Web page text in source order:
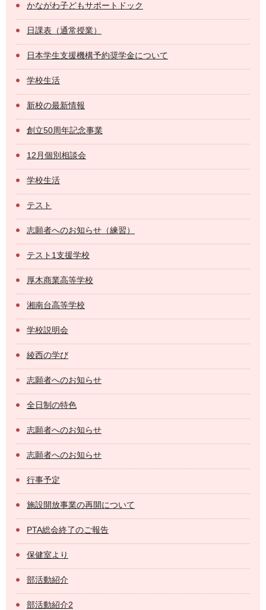
かながわ子どもサポートドック
日課表（通常授業）
日本学生支援機構予約奨学金について
学校生活
新校の最新情報
創立50周年記念事業
12月個別相談会
学校生活
テスト
志願者へのお知らせ（練習）
テスト1支援学校
厚木商業高等学校
湘南台高等学校
学校説明会
綾西の学び
志願者へのお知らせ
全日制の特色
志願者へのお知らせ
志願者へのお知らせ
行事予定
施設開放事業の再開について
PTA総会終了のご報告
保健室より
部活動紹介
部活動紹介2